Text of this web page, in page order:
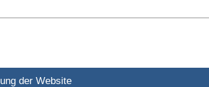
der Website